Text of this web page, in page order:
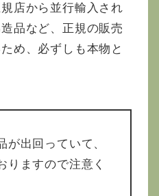
店から並行輸入され
品など、正規の販売
め、必ずしも本物と
が出回っていて、
りますので注意く